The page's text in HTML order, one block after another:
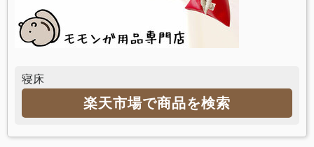
寝床
楽天市場で商品を検索